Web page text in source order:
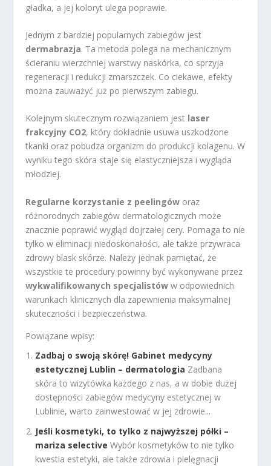
gładka, a jej koloryt ulega poprawie.
Jednym z bardziej popularnych zabiegów jest
dermabrazja. Ta metoda polega na mechanicznym
ścieraniu wierzchniej warstwy naskórka, co sprzyja
regeneracji i redukcji zmarszczek. Co ciekawe, efekty
można zauważyć już po pierwszym zabiegu.
Kolejnym skutecznym rozwiązaniem jest laser
frakcyjny CO2, który dokładnie usuwa uszkodzone
tkanki oraz pobudza organizm do produkcji kolagenu. W
wyniku tego skóra staje się elastyczniejsza i wygląda
młodziej.
Regularne korzystanie z peelingów oraz
różnorodnych zabiegów dermatologicznych może
znacznie poprawić wygląd dojrzałej cery. Pomaga to nie
tylko w eliminacji niedoskonałości, ale także przywraca
zdrowy blask skórze. Należy jednak pamiętać, że
wszystkie te procedury powinny być wykonywane przez
wykwalifikowanych specjalistów w odpowiednich
warunkach klinicznych dla zapewnienia maksymalnej
skuteczności i bezpieczeństwa.
Powiązane wpisy:
Zadbaj o swoją skórę! Gabinet medycyny
estetycznej Lublin – dermatologia Zadbana
skóra to wizytówka każdego z nas, a w dobie dużej
dostępności zabiegów medycyny estetycznej w
Lublinie, warto zainwestować w jej zdrowie...
Jeśli kosmetyki, to tylko z najwyższej półki –
mariza selective Wybór kosmetyków to nie tylko
kwestia estetyki, ale także zdrowia i pielęgnacji